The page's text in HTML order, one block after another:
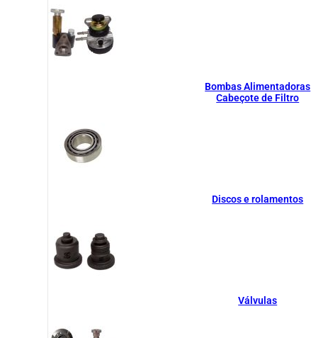
Bombas Alimentadoras
Cabeçote de Filtro
Discos e rolamentos
Válvulas